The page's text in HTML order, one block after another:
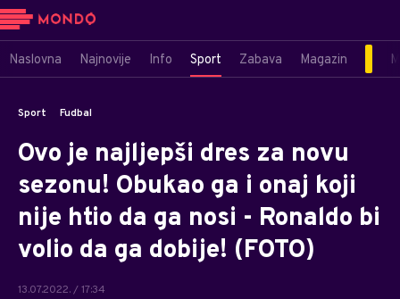
Naslovna Najnovije Info Sport Zabava Magazin
Sport Fudbal
Ovo je najljepši dres za novu
sezonu! Obukao ga i onaj koji
nije htio da ga nosi - Ronaldo bi
volio da ga dobije! (FOTO)
13.07.2022. / 17:34